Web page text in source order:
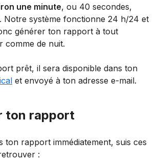
une minute, ou 40 secondes,
Notre système fonctionne 24 h/24 et
générer ton rapport à tout
comme de nuit.
prêt, il sera disponible dans ton
et envoyé à ton adresse e-mail.
ton rapport
ton rapport immédiatement, suis ces
: